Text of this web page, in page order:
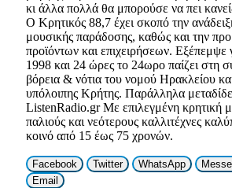
κι άλλα πολλά θα μπορούσε να πει
Ο Κρητικός 88,7 έχει σκοπό την
μουσικής παράδοσης, καθώς και την
προϊόντων και επιχειρήσεων.
1998 και 24 ώρες το 24ωρο παίζει στη
βόρεια & νότια του νομού Ηρακλείου
υπόλοιπης Κρήτης. Παράλληλα
ListenRadio.gr Με επιλεγμένη κρητική
παλιούς και νεότερους καλλιτέχνες
κοινό από 15 έως 75 χρονών.
Facebook Twitter WhatsApp
Email